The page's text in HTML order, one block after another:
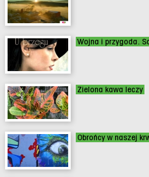
Wojna i przygoda.
Zielona kawa leczy
Obrońcy w naszej